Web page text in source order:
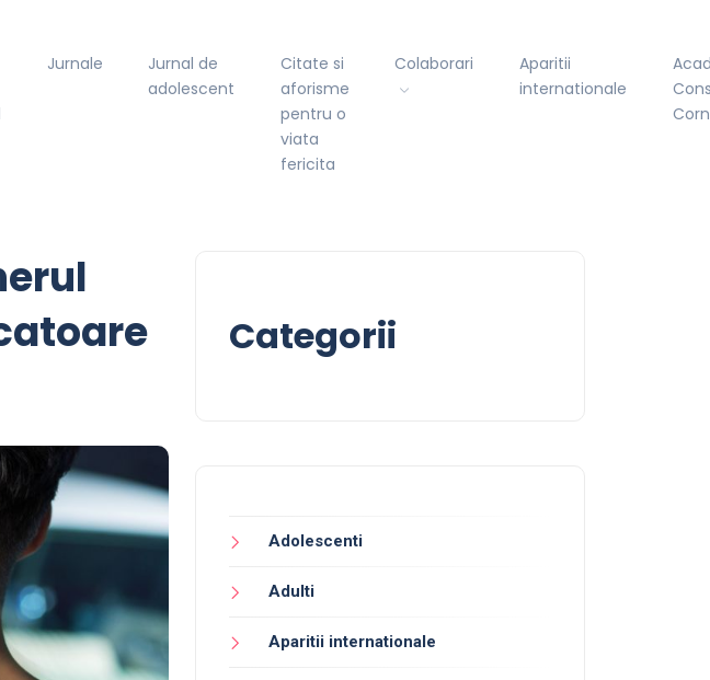
Jurnale
Jurnal de
adolescent
Citate si
aforisme
pentru o
viata
fericita
Colaborari
Aparitii
internationale
Categorii
Adolescenti
Adulti
Aparitii internationale